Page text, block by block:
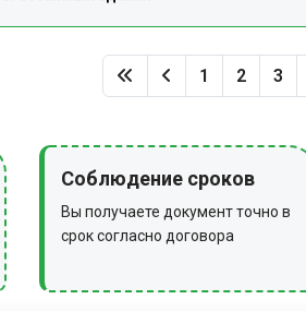
1 2 3
Соблюдение сроков
Вы получаете документ точно в
срок согласно договора